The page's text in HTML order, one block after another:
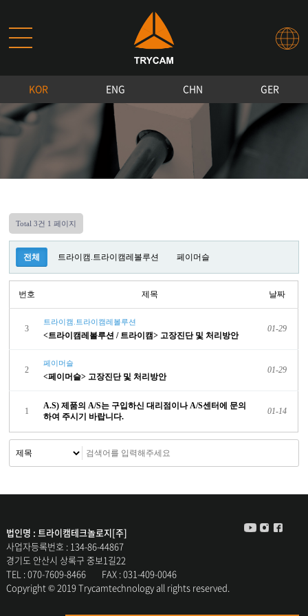
KOR ENG CHN GER
Total 3건 1 페이지
전체 트라이캠.트라이캠레볼루션 페이머슬
번호 제목 날짜
3
트라이캠.트라이캠레볼루션
<트라이캠레볼루션 / 트라이캠> 고장진단 및 처리방안
01-29
2
페이머슬
<페이머슬> 고장진단 및 처리방안
01-29
1
A.S) 제품의 A/S는 구입하신 대리점이나 A/S센터에 문의
하여 주시기 바랍니다.
01-14
법인명 : 트라이캠테크놀로지[주]
사업자등록번호 : 134-86-44867
경기도 안산시 상록구 중보1길22
TEL :070-7609-8466
FAX : 031-409-0046
Copyright © 2019 Trycamtechnology all rights reserved.